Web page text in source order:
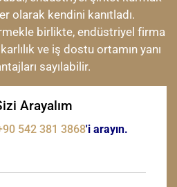
olarak kendini kanıtladı.
birlikte, endüstriyel firma
ve iş dostu ortamın yanı
sayılabilir.
Arayalım
542 381 3868'i arayın.